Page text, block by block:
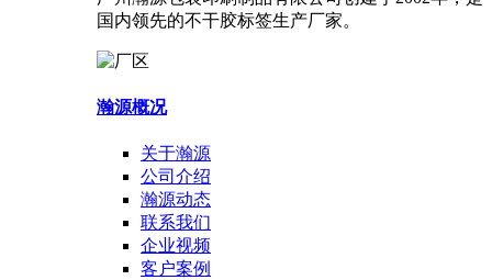
国内领先的不干胶标签生产厂家。
瀚源概况
关于瀚源
公司介绍
瀚源动态
联系我们
企业视频
客户案例